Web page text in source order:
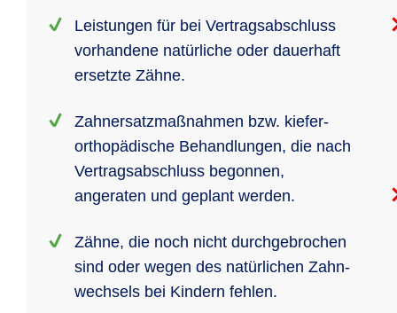
Leistungen für bei Vertrags­abschluss
vorhandene natürliche oder dauerhaft
ersetzte Zähne.
Zahnersatz­maßnahmen bzw. kiefer­
ortho­pädische Behand­lungen, die nach
Vertrags­abschluss begonnen,
angeraten und geplant werden.
Zähne, die noch nicht durch­ge­brochen
sind oder wegen des natürlichen Zahn­
wechsels bei Kindern fehlen.